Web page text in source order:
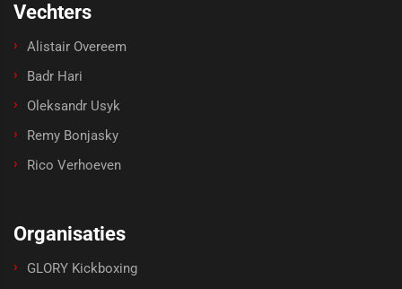
Vechters
Alistair Overeem
Badr Hari
Oleksandr Usyk
Remy Bonjasky
Rico Verhoeven
Organisaties
GLORY Kickboxing